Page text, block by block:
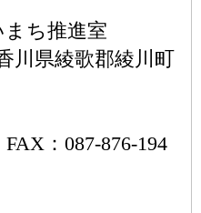
ち推進室
川県綾歌郡綾川町
：087-876-194